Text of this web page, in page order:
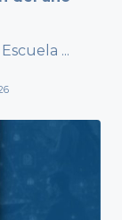
...